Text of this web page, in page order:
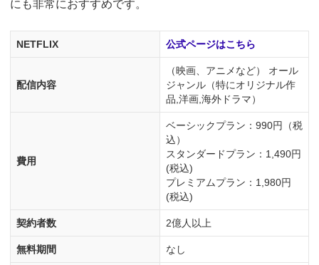
にも非常におすすめです。
NETFLIX 公式ページはこちら
配信内容
（映画、アニメなど） オール
ジャンル（特にオリジナル作
品,洋画,海外ドラマ）
費用
ベーシックプラン：990円（税
込）
スタンダードプラン：1,490円
(税込)
プレミアムプラン：1,980円
(税込)
契約者数 2億人以上
無料期間 なし